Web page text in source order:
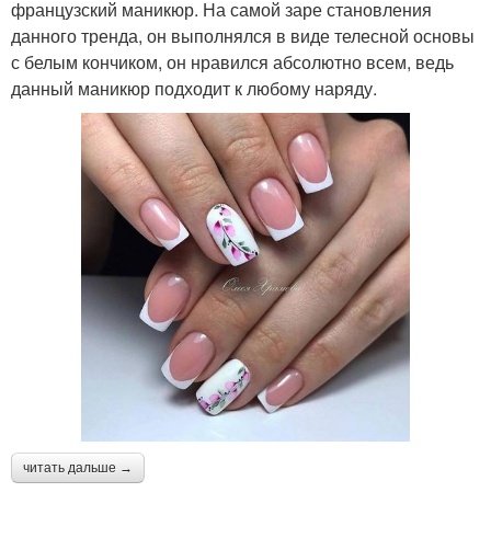
французский маникюр. На самой заре становления
данного тренда, он выполнялся в виде телесной основы
с белым кончиком, он нравился абсолютно всем, ведь
данный маникюр подходит к любому наряду.
читать дальше →